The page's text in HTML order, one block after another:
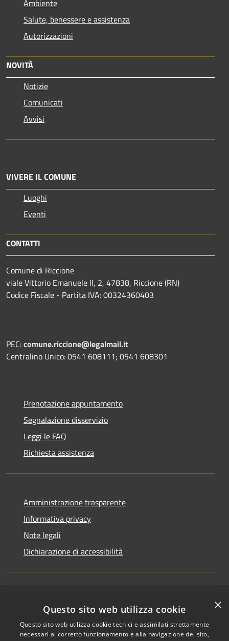
Ambiente
Salute, benessere e assistenza
Autorizzazioni
NOVITÀ
Notizie
Comunicati
Avvisi
VIVERE IL COMUNE
Luoghi
Eventi
CONTATTI
Comune di Riccione
viale Vittorio Emanuele II, 2, 47838, Riccione (RN)
Codice Fiscale - Partita IVA: 00324360403
PEC:comune.riccione@legalmail.it
Centralino Unico: 0541 608111; 0541 608301
Prenotazione appuntamento
Segnalazione disservizio
Leggi le FAQ
Richiesta assistenza
Amministrazione trasparente
Informativa privacy
Note legali
Dichiarazione di accessibilità
Accessibilità
Privacy
Copyright © 2026 • Comune di
Riccione • Powered by
Municipium•Accesso
×
Questo sito web utilizza cookie
Questo sito web utilizza cookie tecnici e assimilati strettamente
necessari al corretto funzionamento e alla navigazione del sito,